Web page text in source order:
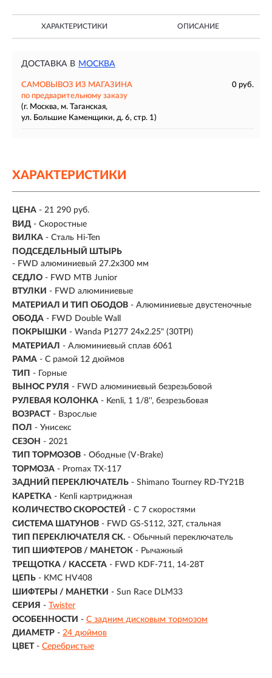
ХАРАКТЕРИСТИКИ ОПИСАНИЕ
ДОСТАВКА В МОСКВА
САМОВЫВОЗ ИЗ МАГАЗИНА
0 руб.
по предварительному заказу
(г. Москва, м. Таганская,
ул. Большие Каменщики, д. 6, стр. 1)
ХАРАКТЕРИСТИКИ
ЦЕНА - 21 290 руб.
ВИД - Скоростные
ВИЛКА - Сталь Hi-Ten
ПОДСЕДЕЛЬНЫЙ ШТЫРЬ
- FWD алюминиевый 27.2x300 мм
СЕДЛО - FWD MTB Junior
ВТУЛКИ - FWD алюминиевые
МАТЕРИАЛ И ТИП ОБОДОВ - Алюминиевые двустеночные
ОБОДА - FWD Double Wall
ПОКРЫШКИ - Wanda P1277 24x2.25" (30TPI)
МАТЕРИАЛ - Алюминиевый сплав 6061
РАМА - С рамой 12 дюймов
ТИП - Горные
ВЫНОС РУЛЯ - FWD алюминиевый безрезьбовой
РУЛЕВАЯ КОЛОНКА - Kenli, 1 1/8'', безрезьбовая
ВОЗРАСТ - Взрослые
ПОЛ - Унисекс
СЕЗОН - 2021
ТИП ТОРМОЗОВ - Ободные (V-Brake)
ТОРМОЗА - Promax TX-117
ЗАДНИЙ ПЕРЕКЛЮЧАТЕЛЬ - Shimano Tourney RD-TY21B
КАРЕТКА - Kenli картриджная
КОЛИЧЕСТВО СКОРОСТЕЙ - С 7 скоростями
СИСТЕМА ШАТУНОВ - FWD GS-S112, 32T, стальная
ТИП ПЕРЕКЛЮЧАТЕЛЯ СК. - Обычный переключатель
ТИП ШИФТЕРОВ / МАНЕТОК - Рычажный
ТРЕЩОТКА / КАССЕТА - FWD KDF-711, 14-28T
ЦЕПЬ - KMC HV408
ШИФТЕРЫ / МАНЕТКИ - Sun Race DLM33
СЕРИЯ - Twister
ОСОБЕННОСТИ - С задним дисковым тормозом
ДИАМЕТР - 24 дюймов
ЦВЕТ - Серебристые